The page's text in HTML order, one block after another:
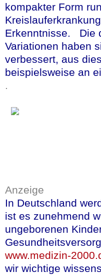
kompakter Form
Erkenntnisse. Die
Variationen haben
verbessert, aus
beispielsweise an
.
Anzeige
In Deutschland
ist es zunehmend
ungeborenen
www.medizin-
wir wichtige